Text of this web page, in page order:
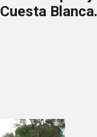
Cuesta Blanca.